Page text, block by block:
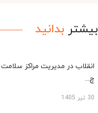
بیشتر بدانید
انقلاب در مدیریت مراکز سلامت و
چ...
30 تیر 1405